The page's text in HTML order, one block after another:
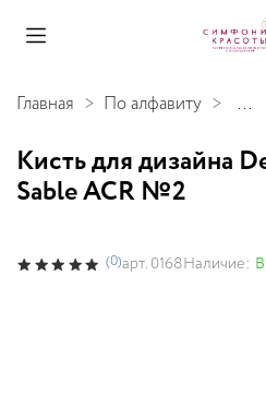
Главная По алфавиту ...
Кисть для дизайна
Sable ACR №2
(0)арт.0168Наличие: